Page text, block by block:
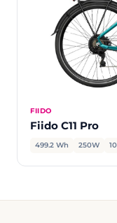
FIIDO
Fiido C11 Pro
499.2 Wh 250W